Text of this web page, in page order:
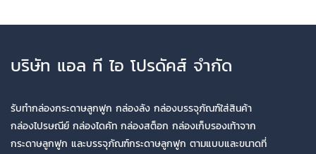
บริษัท แอล ที ไอ โปรดัคส์ จำกัด
รับทำกล่องกระดาษลูกฟูก กล่องลัง กล่องบรรจุภัณฑ์ใส่สินค้า
กล่องไปรษณีย์ กล่องไดคัท กล่องสต็อก กล่องเก็บรองเท้าจาก
กระดาษลูกฟูก และบรรจุภัณฑ์กระดาษลูกฟูก ตามแบบและขนาดที่